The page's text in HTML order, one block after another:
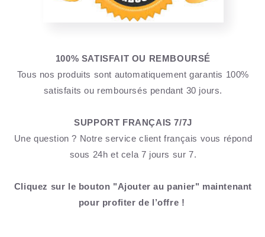
100% SATISFAIT OU REMBOURSÉ
Tous nos produits sont automatiquement garantis 100%
satisfaits ou remboursés pendant 30 jours.
SUPPORT FRANÇAIS 7/7J
Une question ? Notre service client français vous répond
sous 24h et cela 7 jours sur 7.
Cliquez sur le bouton "Ajouter au panier" maintenant
pour profiter de l’offre !